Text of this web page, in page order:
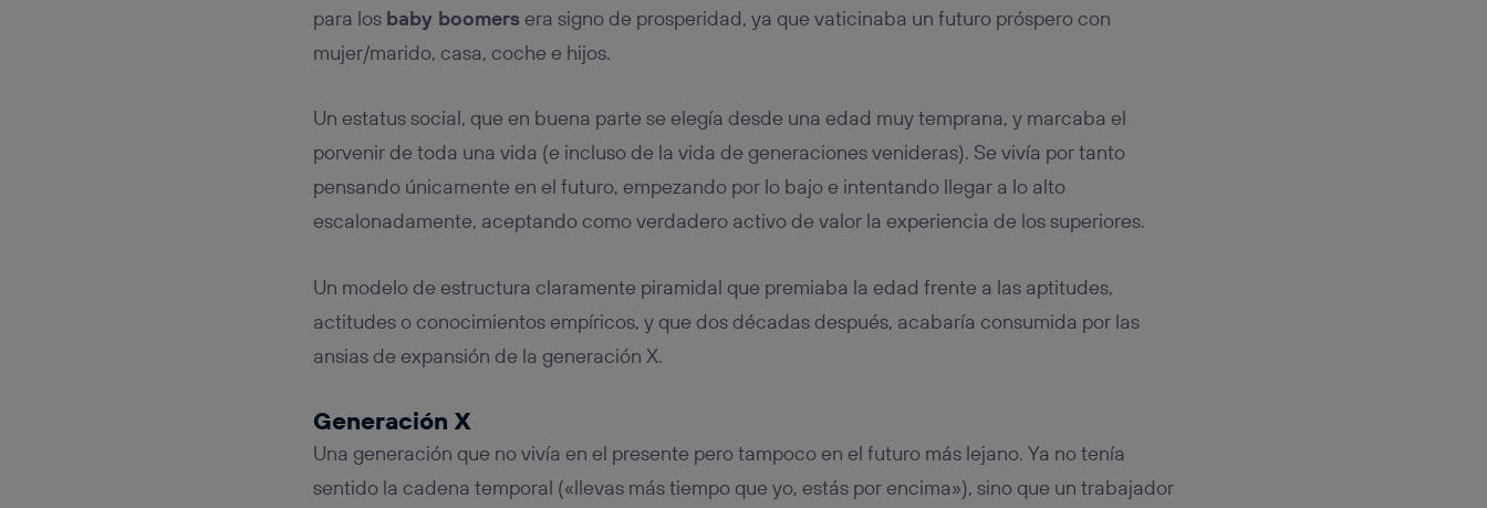
para los baby boomersera signo de prosperidad, ya que vaticinaba un futuro próspero con
mujer/marido, casa, coche e hijos.
Un estatus social, que en buena parte se elegía desde una edad muy temprana, y marcaba el
porvenir de toda una vida (e incluso de la vida de generaciones venideras). Se vivía por tanto
pensando únicamente en el futuro, empezando por lo bajo e intentando llegar a lo alto
escalonadamente, aceptando como verdadero activo de valor la experiencia de los superiores.
Un modelo de estructura claramente piramidal que premiaba la edad frente a las aptitudes,
actitudes o conocimientos empíricos, y que dos décadas después, acabaría consumida por las
ansias de expansión de la generación X.
Generación X
Una generación que no vivía en el presente pero tampoco en el futuro más lejano. Ya no tenía
sentido la cadena temporal («llevas más tiempo que yo, estás por encima»), sino que un trabajador